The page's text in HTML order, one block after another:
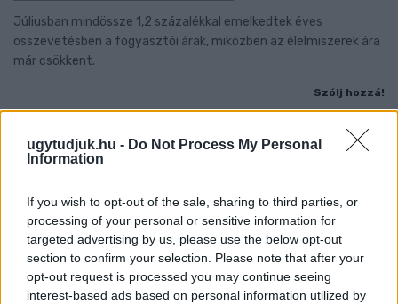
ugytudjuk.hu - Do Not Process My Personal
Information
If you wish to opt-out of the sale, sharing to third parties, or
processing of your personal or sensitive information for
targeted advertising by us, please use the below opt-out
section to confirm your selection. Please note that after your
opt-out request is processed you may continue seeing
interest-based ads based on personal information utilized by
Júliusban mindössze 1,2 százalékkal emelkedtek éves
összevetésben a fogyasztói árak, miközben az élelmiszerek ára
már csökkent.
Szólj hozzá!